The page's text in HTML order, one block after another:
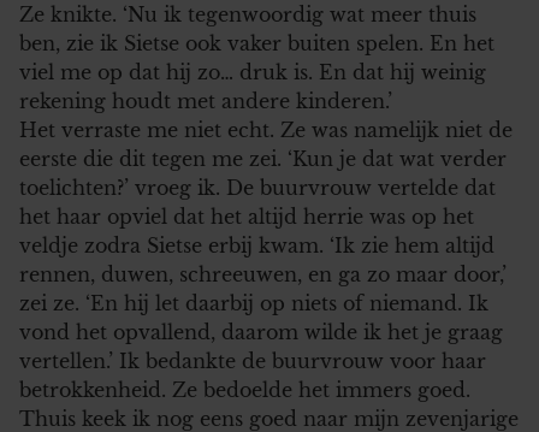
Ze knikte. ‘Nu ik tegenwoordig wat meer thuis
ben, zie ik Sietse ook vaker buiten spelen. En het
viel me op dat hij zo… druk is. En dat hij weinig
rekening houdt met andere kinderen.’
Het verraste me niet echt. Ze was namelijk niet de
eerste die dit tegen me zei. ‘Kun je dat wat verder
toelichten?’ vroeg ik. De buurvrouw vertelde dat
het haar opviel dat het altijd herrie was op het
veldje zodra Sietse erbij kwam. ‘Ik zie hem altijd
rennen, duwen, schreeuwen, en ga zo maar door,’
zei ze. ‘En hij let daarbij op niets of niemand. Ik
vond het opvallend, daarom wilde ik het je graag
vertellen.’ Ik bedankte de buurvrouw voor haar
betrokkenheid. Ze bedoelde het immers goed.
Thuis keek ik nog eens goed naar mijn zevenjarige